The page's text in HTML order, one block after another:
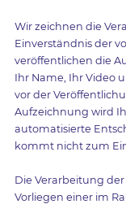
Wir zeichnen die
Einverständnis der
veröffentlichen die
Ihr Name, Ihr Video
vor der
Aufzeichnung wird
automatisierte
kommt nicht zum
Die Verarbeitung
Vorliegen einer im